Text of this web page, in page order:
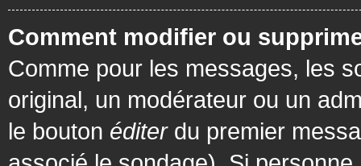
Comment modifier ou
Comme pour les messages, les
original, un modérateur ou un
le bouton éditerdu premier